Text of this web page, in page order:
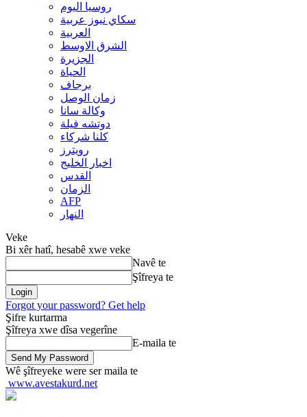
روسیا الیوم
سكاي نيوز عربية
العربية
الشرق الاوسط
الجزيرة
الحیاة
برجاف
زمان الوصل
وکالة سانا
دوتشه فیلة
کلنا شرکاء
رويترز
اخبار الخلیج
القدس
الزمان
AFP
النهار
Veke
Bi xêr hatî, hesabê xwe veke
Navê te
Şîfreya te
Forgot your password? Get help
Şifre kurtarma
Şîfreya xwe dîsa vegerîne
E-maila te
Wê şîfreyeke were ser maila te
www.avestakurd.net